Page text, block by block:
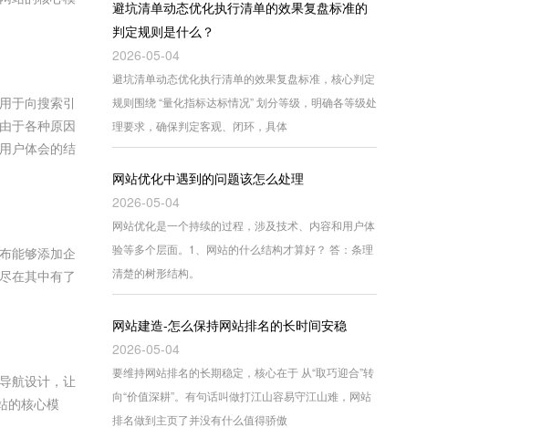
于向搜索引
于各种原因
户体会的结
能够添加企
在其中有了
航设计，让
的核心模
避坑清单动态优化执行清单的效果复盘标准的
判定规则是什么？
2026-05-04
避坑清单动态优化执行清单的效果复盘标准，核心判定
规则围绕 “量化指标达标情况” 划分等级，明确各等级处
理要求，确保判定客观、闭环，具体
网站优化中遇到的问题该怎么处理
2026-05-04
网站优化是一个持续的过程，涉及技术、内容和用户体
验等多个层面。1、网站的什么结构才算好？ 答：条理
清楚的树形结构。
网站建造-怎么保持网站排名的长时间安稳
2026-05-04
要维持网站排名的长期稳定，核心在于 从“取巧迎合”转
向“价值深耕”。有句话叫做打江山容易守江山难，网站
排名做到主页了并没有什么值得骄傲